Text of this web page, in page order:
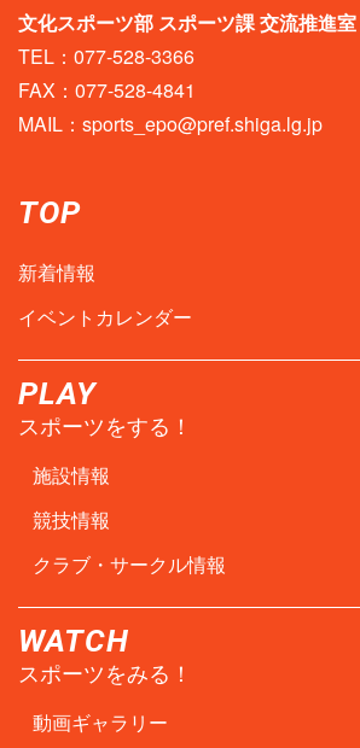
文化スポーツ部 スポーツ課 交流推進室
TEL：077-528-3366
FAX：077-528-4841
MAIL： sports_epo@pref.shiga.lg.jp
TOP
新着情報
イベントカレンダー
PLAY
スポーツをする！
施設情報
競技情報
クラブ・サークル情報
WATCH
スポーツをみる！
動画ギャラリー